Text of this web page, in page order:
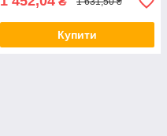
Купити